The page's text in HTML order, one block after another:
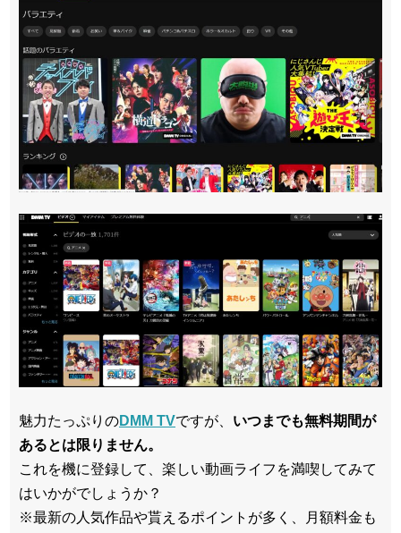
魅力たっぷりのDMM TVですが、 いつまでも無料期間が
あるとは限りません。
これを機に登録して、楽しい動画ライフを満喫してみて
はいかがでしょうか？
※最新の人気作品や貰えるポイントが多く、月額料金も